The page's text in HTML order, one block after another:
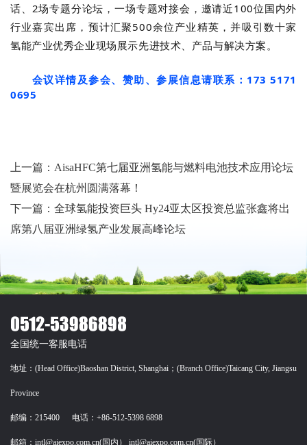
话、2场专题分论坛，一场专题对接会，邀请近100位国内外
行业嘉宾出席，预计汇聚500余位产业精英，并吸引数十家
氢能产业优秀企业现场展示先进技术、产品与解决方案。
会议详情及参会、赞助、参展信息请联系：173 5171
0695
上一篇：AisaHFC第七届亚洲氢能与燃料电池技术应用论坛
暨展览会在杭州圆满落幕！
下一篇：全球氢能投资巨头 Hy24亚太区投资总监张鑫将出
席第八届亚洲绿氢产业发展高峰论坛
全国统一客服电话
地址：(Head Office)Baoshan District, Shanghai；(Branch Office)Taicang City, Jiangsu
Province
邮编：215400 电话：+86-512-5398 6898
邮箱：intl@aiexpo.com.cn(国内） intl@aiexpo.com.cn(国际）